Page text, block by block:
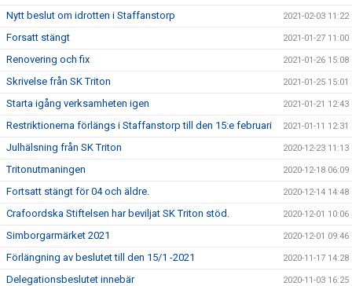
Nytt beslut om idrotten i Staffanstorp 2021-02-03 11:22
Forsatt stängt 2021-01-27 11:00
Renovering och fix 2021-01-26 15:08
Skrivelse från SK Triton 2021-01-25 15:01
Starta igång verksamheten igen 2021-01-21 12:43
Restriktionerna förlängs i Staffanstorp till den 15:e februari 2021-01-11 12:31
Julhälsning från SK Triton 2020-12-23 11:13
Tritonutmaningen 2020-12-18 06:09
Fortsatt stängt för 04 och äldre. 2020-12-14 14:48
Crafoordska Stiftelsen har beviljat SK Triton stöd. 2020-12-01 10:06
Simborgarmärket 2021 2020-12-01 09:46
Förlängning av beslutet till den 15/1 -2021 2020-11-17 14:28
Delegationsbeslutet innebär 2020-11-03 16:25